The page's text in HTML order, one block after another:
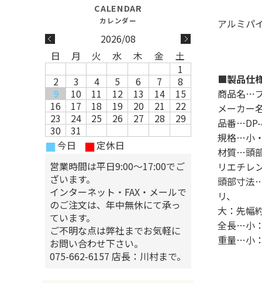
アルミパ
■製品仕
商品名…
メーカー
品番
規格…小
材質…頭
リエチレ
頭部寸法
リ、
大：先幅
全長…小
重量…小
2026/08
日
月 火 水 木 金
土
1
2
3 4 5 6 7
8
9
10 11 12 13 14
15
16
17 18 19 20 21
22
23
24 25 26 27 28
29
30
31
■今日 ■定休日
営業時間は平日9:00～17:00でご
ざいます。
インターネット・FAX・メールで
のご注文は、年中無休にて承っ
ています。
ご不明な点は弊社までお気軽に
お問い合わせ下さい。
075-662-6157 店長：川村まで。